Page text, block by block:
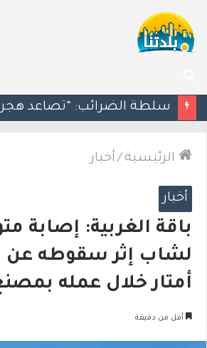
عن
الرئيسية / أخبار
أخبار
باقة الغربية: إصابة
لشاب إثر سقوطه عن
أمتار خلال عمله
أقل من دقيقة